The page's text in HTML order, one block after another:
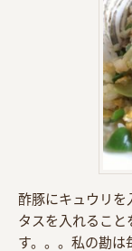
酢豚にキュウリを
タスを入れるこ
す。。。私の勘は